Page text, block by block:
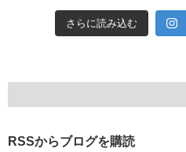
さらに読み込む
RSSからブログを購読